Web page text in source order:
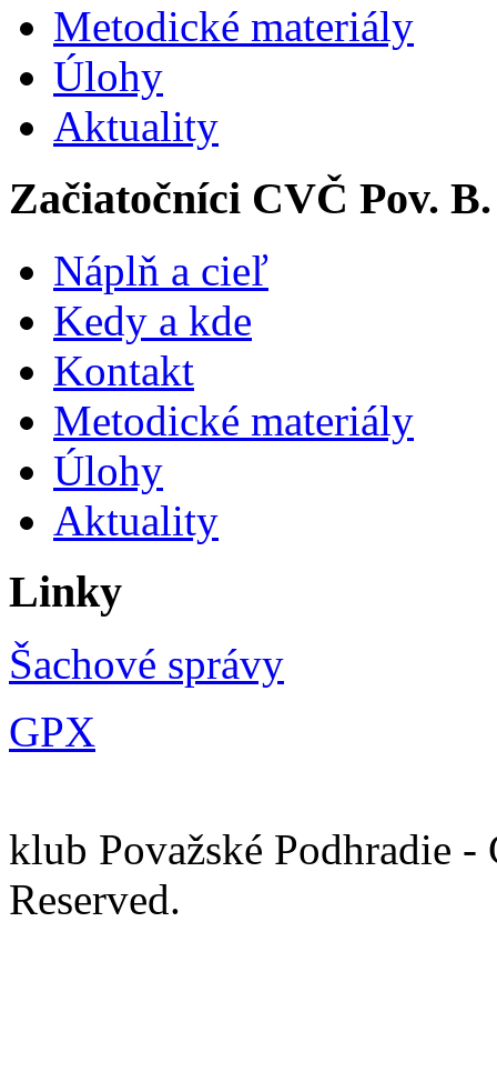
Metodické materiály
Úlohy
Aktuality
Začiatočníci CVČ Pov. B.
Náplň a cieľ
Kedy a kde
Kontakt
Metodické materiály
Úlohy
Aktuality
Linky
Šachové správy
GPX
klub Považské Podhradie